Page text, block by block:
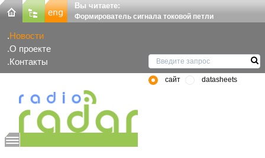
Вы читаете:
Формирователь сигнала токовой петли
Новости
О проекте
Контакты
сайт datasheets